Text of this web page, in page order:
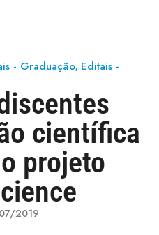
- Graduação, Editais -
científica
projeto
2019